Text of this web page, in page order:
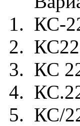
1. КС-
2.
3. КС
4.
5. КС/